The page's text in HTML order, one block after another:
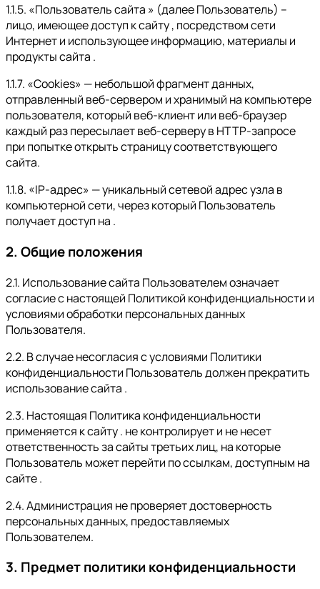
1.1.5. «Пользователь сайта » (далее Пользователь) –
лицо, имеющее доступ к сайту , посредством сети
Интернет и использующее информацию, материалы и
продукты сайта .
1.1.7. «Cookies» — небольшой фрагмент данных,
отправленный веб-сервером и хранимый на компьютере
пользователя, который веб-клиент или веб-браузер
каждый раз пересылает веб-серверу в HTTP-запросе
при попытке открыть страницу соответствующего
сайта.
1.1.8. «IP-адрес» — уникальный сетевой адрес узла в
компьютерной сети, через который Пользователь
получает доступ на .
2. Общие положения
2.1. Использование сайта Пользователем означает
согласие с настоящей Политикой конфиденциальности и
условиями обработки персональных данных
Пользователя.
2.2. В случае несогласия с условиями Политики
конфиденциальности Пользователь должен прекратить
использование сайта .
2.3. Настоящая Политика конфиденциальности
применяется к сайту . не контролирует и не несет
ответственность за сайты третьих лиц, на которые
Пользователь может перейти по ссылкам, доступным на
сайте .
2.4. Администрация не проверяет достоверность
персональных данных, предоставляемых
Пользователем.
3. Предмет политики конфиденциальности